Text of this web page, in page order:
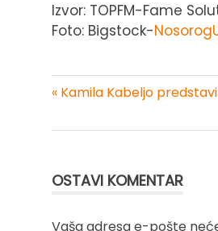
Izvor: TOPFM-Fame
Foto: Bigstock-
« Kamila Kabeljo
OSTAVI KOMENTAR
Vaša adresa e-pošte